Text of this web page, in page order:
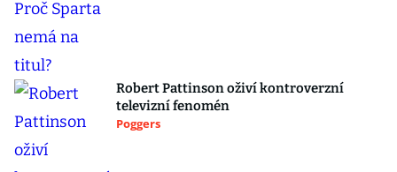
Robert Pattinson oživí kontroverzní
televizní fenomén
Poggers